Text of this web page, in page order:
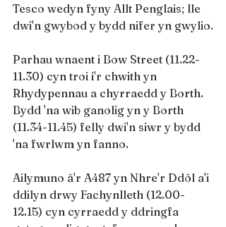
Tesco wedyn fyny Allt Penglais; lle
dwi'n gwybod y bydd nifer yn gwylio.
Parhau wnaent i Bow Street (11.22-
11.30) cyn troi i'r chwith yn
Rhydypennau a chyrraedd y Borth.
Bydd 'na wib ganolig yn y Borth
(11.34-11.45) felly dwi'n siwr y bydd
'na fwrlwm yn fanno.
Ailymuno â'r A487 yn Nhre'r Ddôl a'i
ddilyn drwy Fachynlleth (12.00-
12.15) cyn cyrraedd y ddringfa